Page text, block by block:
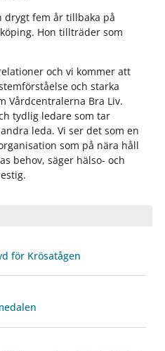
drygt fem år tillbaka på
Hon tillträder som
och vi kommer att
och starka
Vårdcentralerna Bra Liv.
tydlig ledare som tar
leda. Vi ser det som en
som på nära håll
behov, säger hälso- och
för Krösatågen